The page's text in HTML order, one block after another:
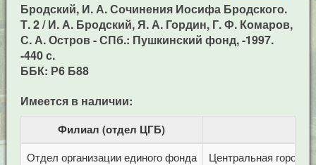
Бродский, И. А. Сочинения Иосифа Бродского.
Т. 2 / И. А. Бродский, Я. А. Гордин, Г. Ф. Комаров,
С. А. Остров - СПб.: Пушкинский фонд, -1997.
-440 с.
ББК: Р6 Б88
Имеется в наличии:
Филиал (отдел ЦГБ)
Отдел организации единого фонда
Центральная